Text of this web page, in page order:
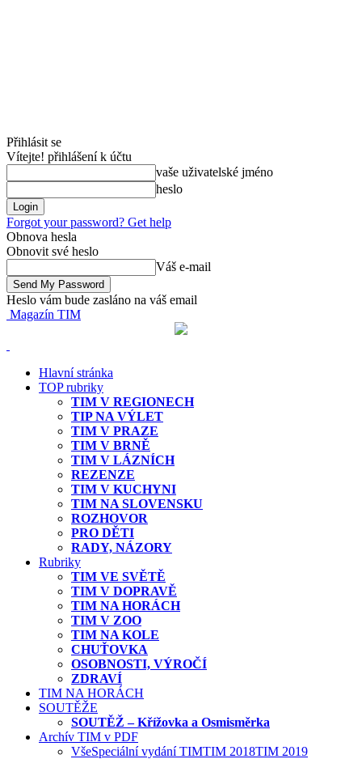
Přihlásit se
Vítejte! přihlášení k účtu
vaše uživatelské jméno
heslo
Forgot your password? Get help
Obnova hesla
Obnovit své heslo
Váš e-mail
Heslo vám bude zasláno na váš email
Magazín TIM
Hlavní stránka
TOP rubriky
TIM V REGIONECH
TIP NA VÝLET
TIM V PRAZE
TIM V BRNĚ
TIM V LÁZNÍCH
REZENZE
TIM V KUCHYNI
TIM NA SLOVENSKU
ROZHOVOR
PRO DĚTI
RADY, NÁZORY
Rubriky
TIM VE SVĚTĚ
TIM V DOPRAVĚ
TIM NA HORÁCH
TIM V ZOO
TIM NA KOLE
CHUŤOVKA
OSOBNOSTI, VÝROČÍ
ZDRAVÍ
TIM NA HORÁCH
SOUTĚŽE
SOUTĚŽ – Křížovka a Osmisměrka
Archív TIM v PDF
VšeSpeciální vydání TIMTIM 2018TIM 2019